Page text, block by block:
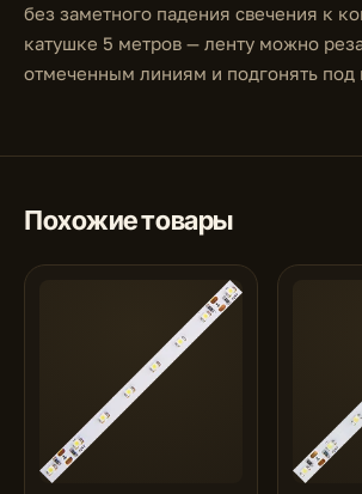
без заметного падения свечения к
катушке 5 метров — ленту можно
отмеченным линиям и подгонять под
Похожие товары